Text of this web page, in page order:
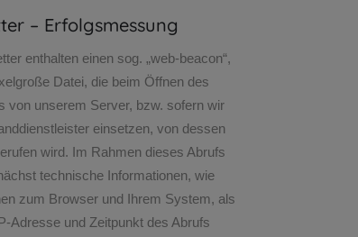
– Erfolgsmessung
enthalten einen sog. „web-beacon“,
Datei, die beim Öffnen des
von unserem Server, bzw. sofern wir
einsetzen, von dessen
wird. Im Rahmen dieses Abrufs
technische Informationen, wie
zum Browser und Ihrem System, als
Adresse und Zeitpunkt des Abrufs